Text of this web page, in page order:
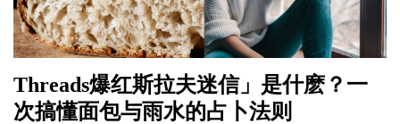
Threads爆红斯拉夫迷信」是什麽？一
次搞懂面包与雨水的占卜法则